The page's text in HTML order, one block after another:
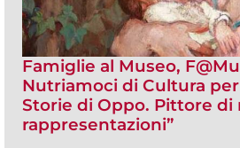
Famiglie al Museo, F@Mu
Nutriamoci di Cultura per
Storie di Oppo. Pittore di
rappresentazioni”